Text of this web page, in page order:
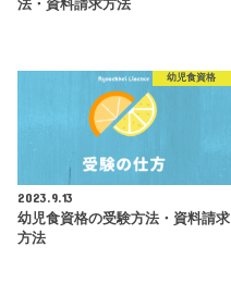
法・資料請求方法
幼児食資格
2023.9.13
幼児食資格の受験方法・資料請求
方法